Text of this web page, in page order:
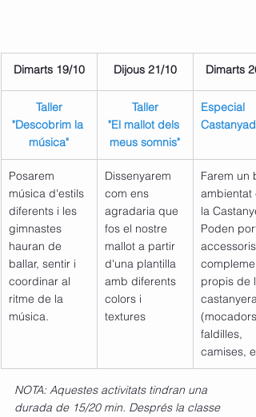
Dimarts 19/10 Dijous 21/10 Dimarts
Taller
"Descobrim la
música"
Taller
"El mallot dels
meus somnis"
Especial
Castanyada
Posarem
música d'estils
diferents i les
gimnastes
hauran de
ballar, sentir i
coordinar al
ritme de la
música.
Dissenyarem
com ens
agradaria que
fos el nostre
mallot a partir
d'una plantilla
amb diferents
colors i
textures
Farem un
ambientat
la
Poden
accessoris
propis de
castanyera
(mocadors,
faldilles,
camises,
NOTA: Aquestes activitats tindran una
durada de 15/20 min. Després la classe